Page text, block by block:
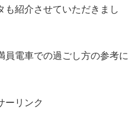
も紹介させていただきまし
員電車での過ごし方の参考に
ーリンク